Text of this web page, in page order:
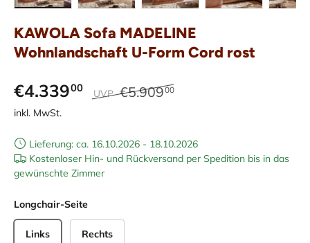
KAWOLA Sofa MADELINE
Wohnlandschaft U-Form Cord rost
€4.33900 UVP €5.90900
inkl. MwSt.
Lieferung: ca. 16.10.2026 - 18.10.2026
Kostenloser Hin- und Rückversand per Spedition bis in das
gewünschte Zimmer
Longchair-Seite
Links Rechts